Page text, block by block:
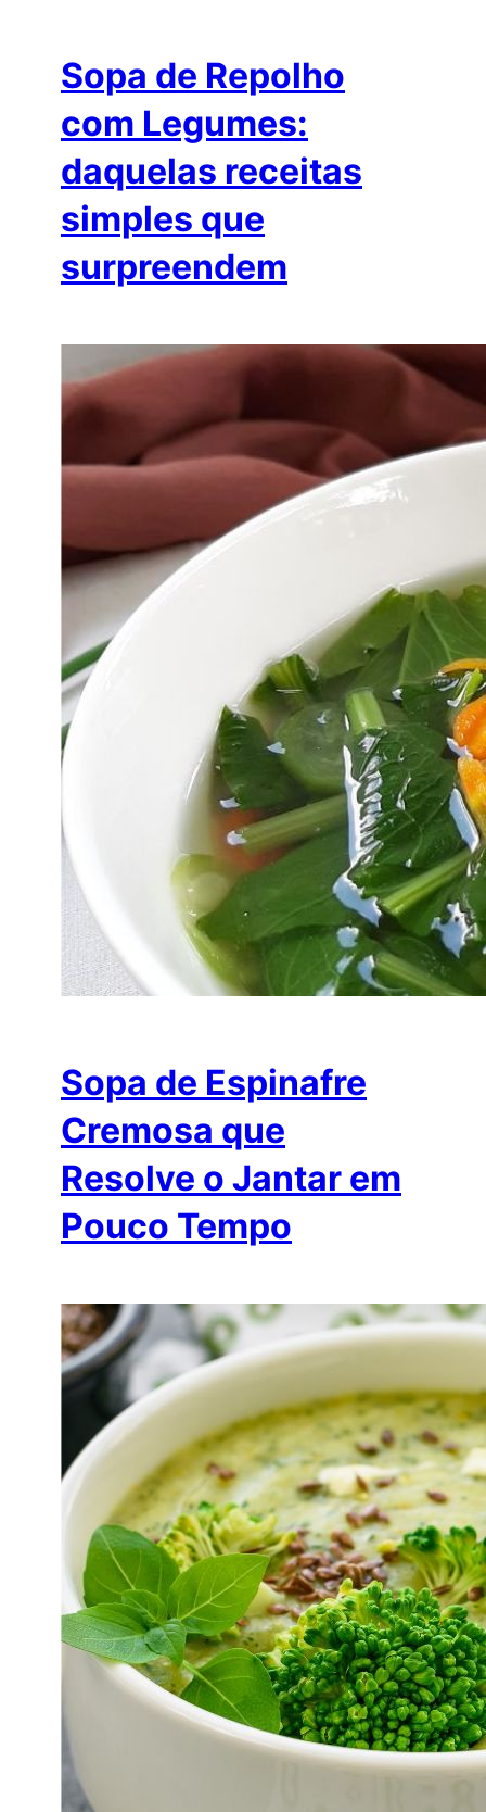
Sopa de Repolho
com Legumes:
daquelas receitas
simples que
surpreendem
Sopa de Espinafre
Cremosa que
Resolve o Jantar em
Pouco Tempo